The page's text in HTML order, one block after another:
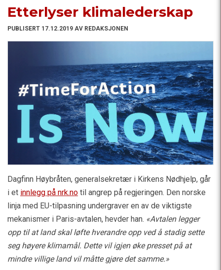
Etterlyser klimalederskap
PUBLISERT 17.12.2019 AV REDAKSJONEN
Dagfinn Høybråten, generalsekretær i Kirkens Nødhjelp, går
i et innlegg på nrk.no til angrep på regjeringen. Den norske
linja med EU-tilpasning undergraver en av de viktigste
mekanismer i Paris-avtalen, hevder han. «Avtalen legger
opp til at land skal løfte hverandre opp ved å stadig sette
seg høyere klimamål. Dette vil igjen øke presset på at
mindre villige land vil måtte gjøre det samme.»